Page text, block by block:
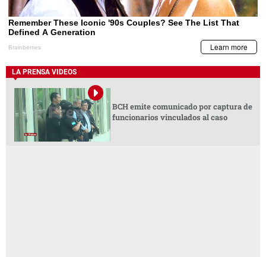
LA PRENSA VIDEOS
BCH emite comunicado por captura de
funcionarios vinculados al caso